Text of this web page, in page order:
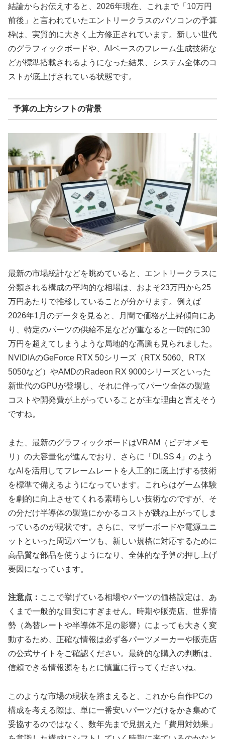
結論からお伝えすると、2026年現在、これまで「10万円
前後」と言われていたエントリークラスのパソコンの予算
枠は、実質的に大きく上方修正されています。新しい世代
のグラフィックボードや、AIベースのフレーム生成技術な
どが標準搭載されるようになった結果、システム全体のコ
ストが底上げされている状態です。
予算の上方シフトの背景
最新の市場統計などを眺めていると、エントリークラスに
分類される構成の平均的な相場は、およそ23万円から25
万円あたりで推移していることが分かります。例えば
2026年1月のデータを見ると、月間で価格が上昇傾向にあ
り、特定のパーツの供給不足などが重なると一時的に30
万円を超えてしまうような局地的な高騰も見られました。
NVIDIAのGeForce RTX 50シリーズ（RTX 5060、RTX
5050など）やAMDのRadeon RX 9000シリーズといった
新世代のGPUが登場し、それに伴ってパーツ全体の製造
コストや開発費が上がっていることが主な理由と言えそう
ですね。
また、最新のグラフィックボードはVRAM（ビデオメモ
リ）の大容量化が進んでおり、さらに「DLSS 4」のよう
なAIを活用してフレームレートを人工的に底上げする技術
を標準で備えるようになっています。これらはゲーム体験
を劇的に向上させてくれる素晴らしい技術なのですが、そ
の分だけ半導体の製造にかかるコストが跳ね上がってしま
っているのが現状です。さらに、マザーボードや電源ユニ
ットといった周辺パーツも、新しい規格に対応するために
高品質な部品を使うようになり、全体的な予算の押し上げ
要因になっています。
注意点： ここで挙げている相場やパーツの価格設定は、あ
くまで一般的な目安にすぎません。時期や販売店、世界情
勢（為替レートや半導体不足の影響）によっても大きく変
動するため、正確な情報は必ず各パーツメーカーや販売店
の公式サイトをご確認ください。最終的な購入の判断は、
信頼できる情報源をもとに慎重に行ってくださいね。
このような市場の現状を踏まえると、これから自作PCの
構成を考える際は、単に一番安いパーツだけをかき集めて
妥協するのではなく、数年先まで見据えた「費用対効果」